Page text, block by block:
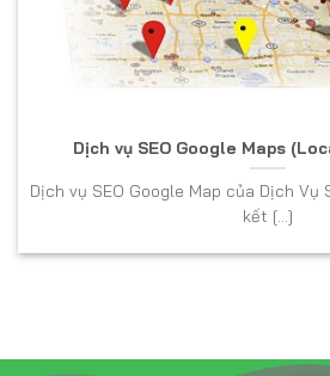
Dịch vụ SEO Google Maps
Dịch vụ SEO Google Map của Dịch Vụ
kết [...]